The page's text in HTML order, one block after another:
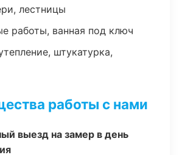
лестницы
работы, ванная под ключ
штукатурка,
работы с нами
выезд на замер в день